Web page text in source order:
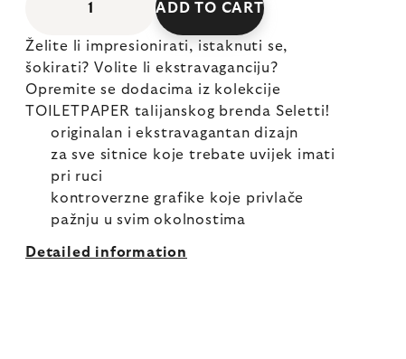
ADD TO CART
Želite li impresionirati, istaknuti se,
šokirati? Volite li ekstravaganciju?
Opremite se dodacima iz kolekcije
TOILETPAPER talijanskog brenda Seletti!
originalan i ekstravagantan dizajn
za sve sitnice koje trebate uvijek imati
pri ruci
kontroverzne grafike koje privlače
pažnju u svim okolnostima
Detailed information